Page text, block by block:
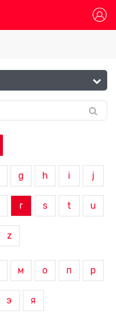
g h i j
r s t u
z
м о п р
э я